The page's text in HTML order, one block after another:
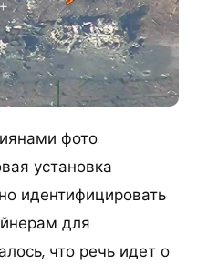
фото
установка
идентифицировать
для
что речь идет о